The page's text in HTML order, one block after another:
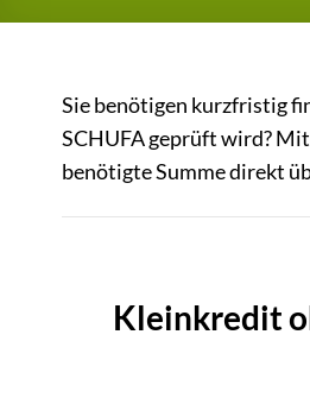
Sie benötigen kurzfristig
SCHUFA geprüft wird?
benötigte Summe direkt
Kleinkredit